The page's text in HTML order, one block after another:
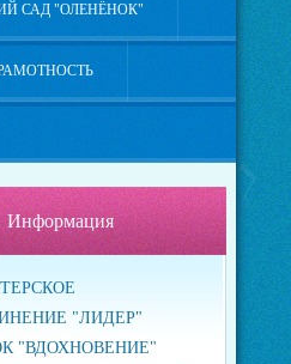
Информация
"ЛИДЕР"
"ВДОХНОВЕНИЕ"
САД "ОЛЕНЁНОК"